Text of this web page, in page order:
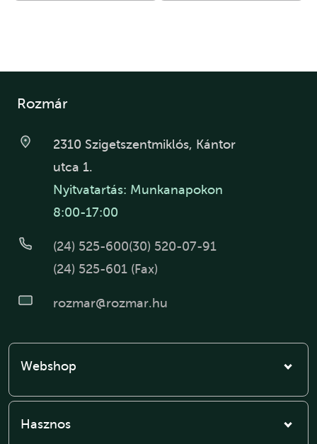
Rozmár
2310 Szigetszentmiklós, Kántor
utca 1.
Nyitvatartás: Munkanapokon
8:00-17:00
(24) 525-600(30) 520-07-91
(24) 525-601 (Fax)
rozmar@rozmar.hu
Webshop
Hasznos